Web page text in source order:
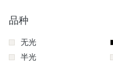
品种
无光
半光